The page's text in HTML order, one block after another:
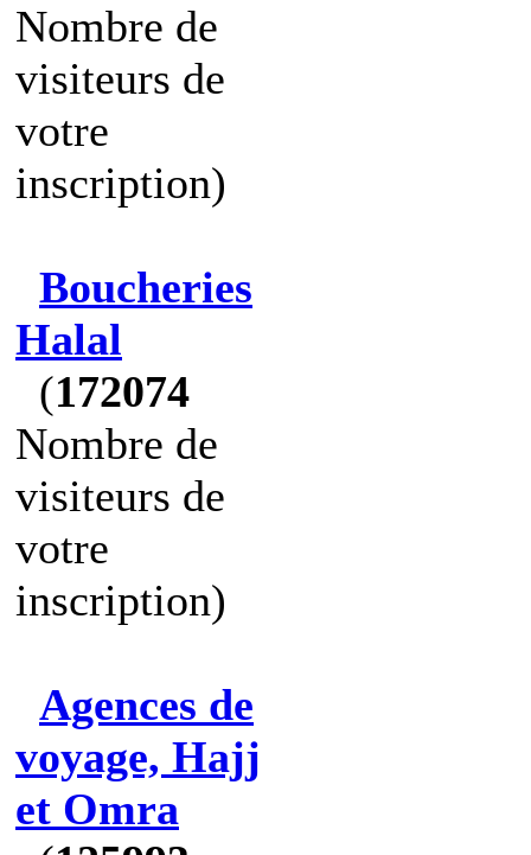
Nombre de
visiteurs de
votre
inscription)
Boucheries
Halal
(172074
Nombre de
visiteurs de
votre
inscription)
Agences de
voyage, Hajj
et Omra